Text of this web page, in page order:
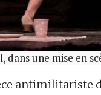
dans une mise en
antimilitariste